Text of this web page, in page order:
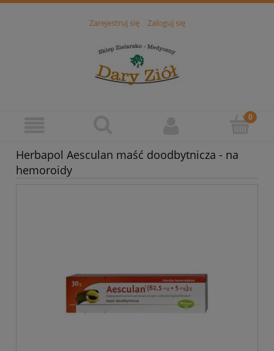
Zarejestruj się Zaloguj się
Herbapol Aesculan maść doodbytnicza - na
hemoroidy